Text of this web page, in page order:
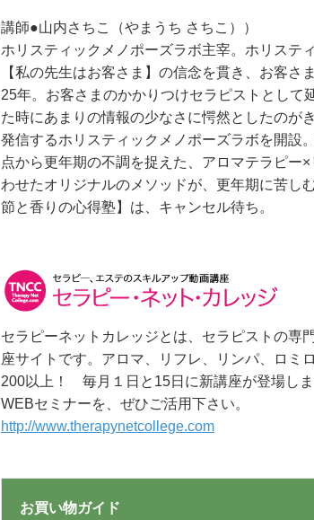
講師●山内さちこ（やまうち さちこ））
ホリスティックメノポーズラボ主宰。ホリステ
【私の先生はお客さま】の信念を貫き、お客
25年。お客さまのかかりつけセラピストとして
た時にあまりの情報の少なさに愕然としたのが
発信するホリスティックメノポーズラボを開設
点から更年期の不調を捉えた、アロマテラピー
わせたオリジナルのメソッドが、更年期に苦し
節と香りの心得塾】は、キャンセル待ち。
セラピーネットカレッジとは、セラピストの専
座サイトです。アロマ、リフレ、リンパ、ロミ
200以上！ 毎月１日と15日に新講座が登場し
WEBセミナーを、ぜひご活用下さい。
http://www.therapynetcollege.com
お買い物ガイド